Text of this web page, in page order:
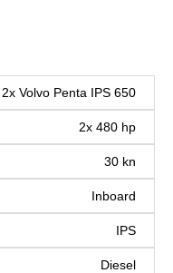
2x Volvo Penta IPS 650
2x 480 hp
30 kn
Inboard
IPS
Diesel